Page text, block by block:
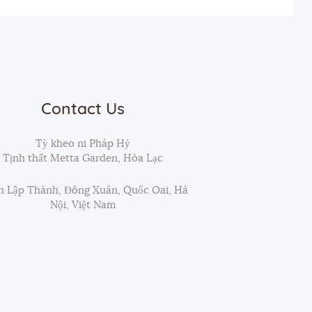
Contact Us
Tỳ kheo ni Pháp Hỷ
Tịnh thất Metta Garden, Hòa Lạc
Lập Thành, Đông Xuân, Quốc Oai, Hà
Nội, Việt Nam